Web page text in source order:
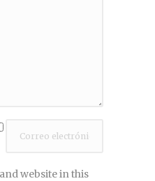
website in this